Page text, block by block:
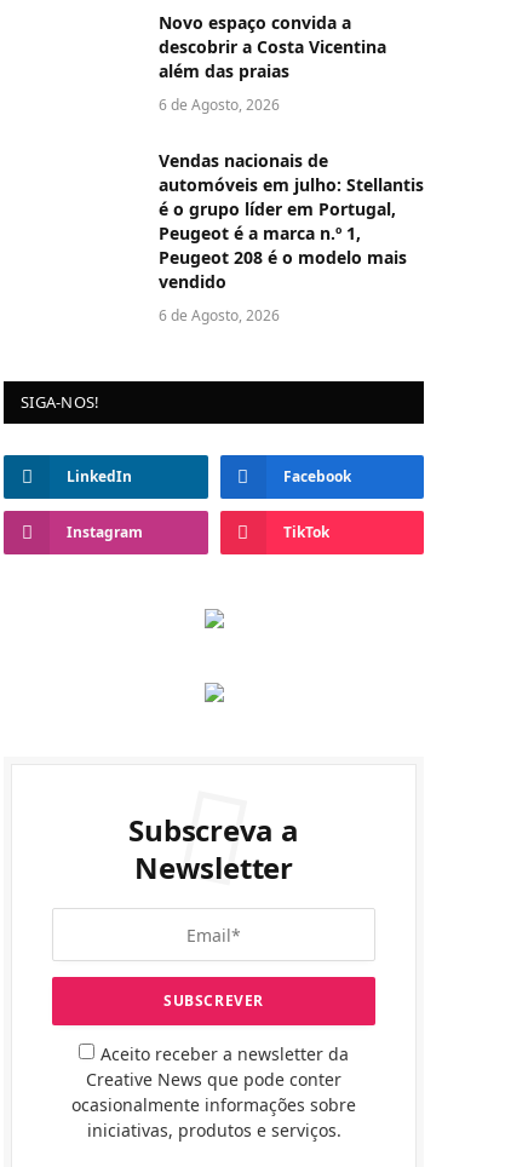
Novo espaço convida a
descobrir a Costa Vicentina
além das praias
6 de Agosto, 2026
Vendas nacionais de
automóveis em julho: Stellantis
é o grupo líder em Portugal,
Peugeot é a marca n.º 1,
Peugeot 208 é o modelo mais
vendido
6 de Agosto, 2026
SIGA-NOS!
LinkedIn Facebook
Instagram TikTok
Subscreva a
Newsletter
Aceito receber a newsletter da
Creative News que pode conter
ocasionalmente informações sobre
iniciativas, produtos e serviços.